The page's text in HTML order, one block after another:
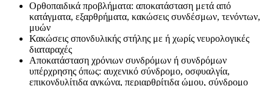
Ορθοπαιδικά προβλήματα: αποκατάσταση μετά από
κατάγματα, εξαρθρήματα, κακώσεις συνδέσμων, τενόντων,
μυών
Κακώσεις σπονδυλικής στήλης με ή χωρίς νευρολογικές
διαταραχές
Αποκατάσταση χρόνιων συνδρόμων ή συνδρόμων
υπέρχρησης όπως: αυχενικό σύνδρομο, οσφυαλγία,
επικονδυλίτιδα αγκώνα, περιαρθρίτιδα ώμου, σύνδρομο